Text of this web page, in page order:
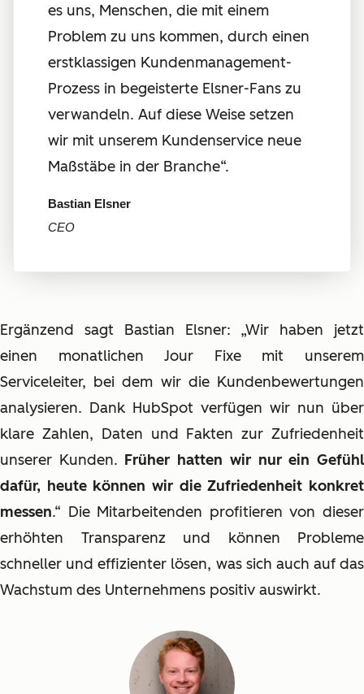
es uns, Menschen, die mit einem
Problem zu uns kommen, durch einen
erstklassigen Kundenmanagement-
Prozess in begeisterte Elsner-Fans zu
verwandeln. Auf diese Weise setzen
wir mit unserem Kundenservice neue
Maßstäbe in der Branche“.
Bastian Elsner
CEO
Ergänzend sagt Bastian Elsner: „Wir haben jetzt
einen monatlichen Jour Fixe mit unserem
Serviceleiter, bei dem wir die Kundenbewertungen
analysieren. Dank HubSpot verfügen wir nun über
klare Zahlen, Daten und Fakten zur Zufriedenheit
unserer Kunden. Früher hatten wir nur ein Gefühl
dafür, heute können wir die Zufriedenheit konkret
messen.“ Die Mitarbeitenden profitieren von dieser
erhöhten Transparenz und können Probleme
schneller und effizienter lösen, was sich auch auf das
Wachstum des Unternehmens positiv auswirkt.